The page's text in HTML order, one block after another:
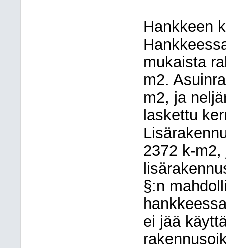
Hankkeen
mukaista
m2.
m2, ja
laskettu
2372 k-
§:n
ei jää